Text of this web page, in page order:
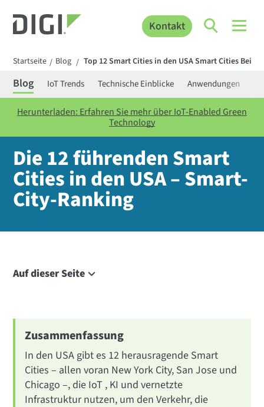
Kontakt
Startseite / Blog / Top 12 Smart Cities in den USA Smart Cities
Blog IoT Trends Technische Einblicke Anwendungen
Herunterladen: Erfahren Sie mehr über IoT-Enabled Green
Technology
Die 12 führenden Smart
Cities in den USA – Smart-
City-Ranking
Auf dieser Seite
Top Smart Cities (2026)
Looking to 2030
How Digi Supports Smart Cities
Next Steps Toward Building Smarter Cities
Zusammenfassung
In den USA gibt es 12 herausragende Smart
Cities – allen voran New York City, San Jose und
Chicago –, die IoT , KI und vernetzte
Infrastruktur nutzen, um den Verkehr, die